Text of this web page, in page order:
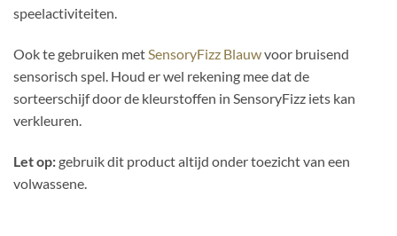
speelactiviteiten.
Ook te gebruiken met SensoryFizz Blauwvoor bruisend
sensorisch spel. Houd er wel rekening mee dat de
sorteerschijf door de kleurstoffen in SensoryFizz iets kan
verkleuren.
Let op:gebruik dit product altijd onder toezicht van een
volwassene.